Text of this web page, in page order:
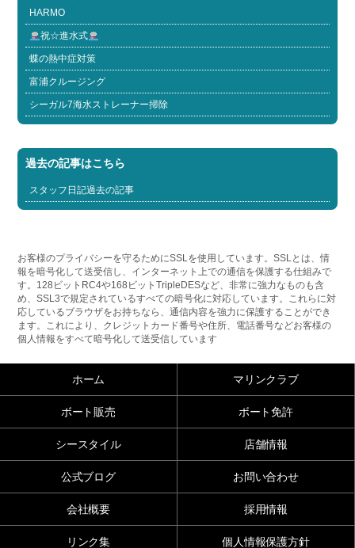
HARMO
祝☆進水式
蝶の熱中症対策
富浦クルージング
シーガル7海水ストレーナー掃除
過去の記事はこちら
スタッフ日記過去の記事
お客様のプライバシーを守るためにSSLを使用しています。SSLとは、情
報を暗号化して送受信し、インターネット上での通信を保護する仕組みで
す。128ビットRC4や168ビットTripleDESなど、非常に強力なものも含
め、SSL3で規定されているすべての暗号化に対応しています。これらに対
応しているブラウザをお持ちなら、通信内容を強力に保護することができ
ます。これにより、クレジットカード番号や住所、電話番号などお客様の
個人情報をすべて暗号化して送受信しています
ホーム マリンクラブ
ボート販売 ボート免許
シースタイル 店舗情報
公式ブログ お問い合わせ
会社概要 採用情報
リンク集 個人情報保護方針